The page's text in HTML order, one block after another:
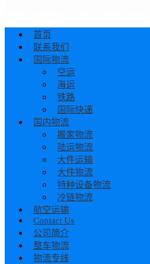
首页
联系我们
国际物流
空运
海运
铁路
国际快递
国内物流
搬家物流
陆运物流
大件运输
大件物流
特种设备物流
冷链物流
航空运输
Contact Us
公司简介
整车物流
物流专线